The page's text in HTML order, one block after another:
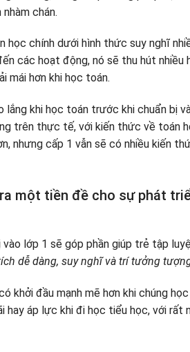
chán.
học chính dưới hình thức suy nghĩ
các hoạt động, nó sẽ thu hút nhiều
mái hơn khi học toán.
lắng khi học toán trước khi chuẩn bị
trên thực tế, với kiến ​​thức về toán
nhưng cấp 1 vẫn sẽ có nhiều kiến
một tiền đề cho sự phát
lớp 1 sẽ góp phần giúp trẻ tập
dễ dàng, suy nghĩ và trí tưởng
khởi đầu mạnh mẽ hơn khi chúng
hay áp lực khi đi học tiểu học, với rất